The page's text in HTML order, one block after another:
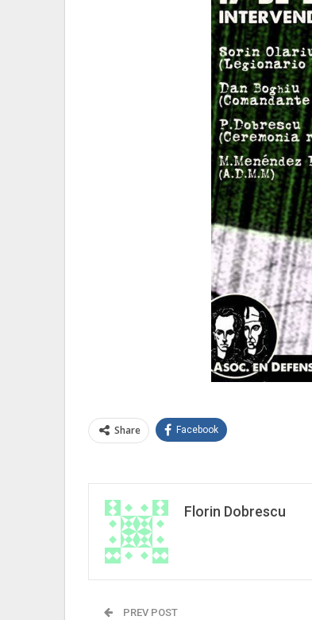
Share Facebook
Florin Dobrescu
PREV POST